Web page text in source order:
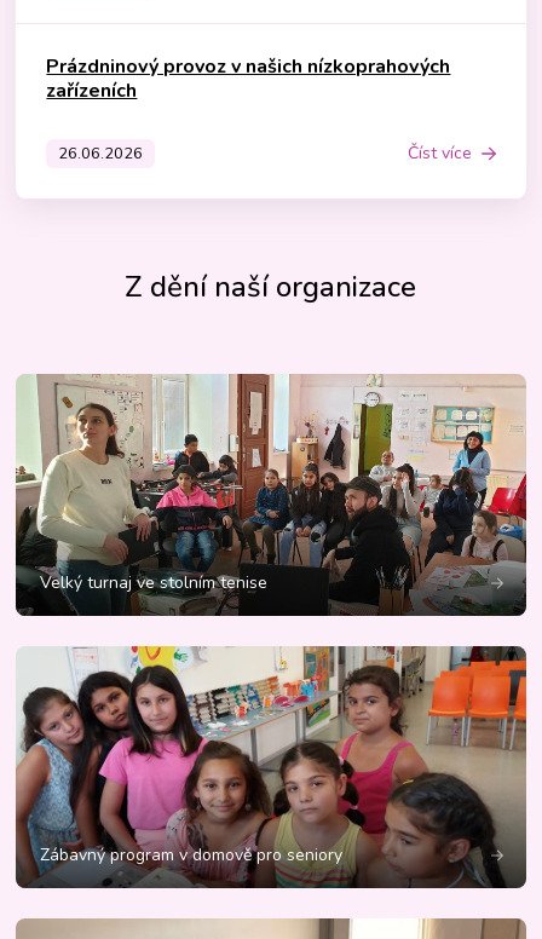
Prázdninový provoz v našich nízkoprahových
zařízeních
26.06.2026 Číst více
Z dění naší organizace
Velký turnaj ve stolním tenise
Zábavný program v domově pro seniory